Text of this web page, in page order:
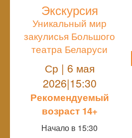
Экскурсия
Уникальный мир
закулисья Большого
театра Беларуси
Ср | 6 мая
2026|15:30
Рекомендуемый
возраст 14+
Начало в 15:30